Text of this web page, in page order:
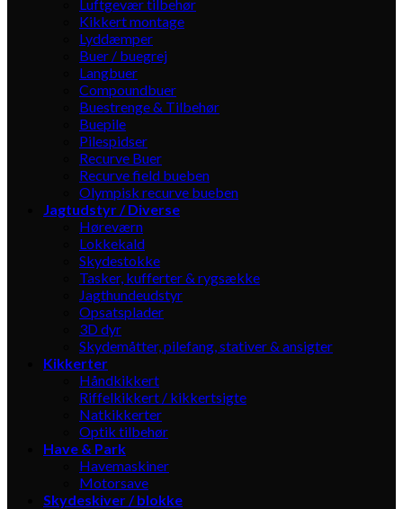
Luftgevær tilbehør
Kikkert montage
Lyddæmper
Buer / buegrej
Langbuer
Compoundbuer
Buestrenge & Tilbehør
Buepile
Pilespidser
Recurve Buer
Recurve field bueben
Olympisk recurve bueben
Jagtudstyr / Diverse
Høreværn
Lokkekald
Skydestokke
Tasker, kufferter & rygsække
Jagthundeudstyr
Opsatsplader
3D dyr
Skydemåtter, pilefang, stativer & ansigter
Kikkerter
Håndkikkert
Riffelkikkert / kikkertsigte
Natkikkerter
Optik tilbehør
Have & Park
Havemaskiner
Motorsave
Skydeskiver / blokke